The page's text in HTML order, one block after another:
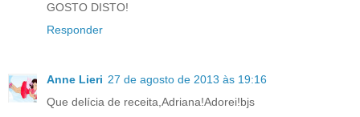
GOSTO DISTO!
Responder
Anne Lieri 27 de agosto de 2013 às 19:16
Que delícia de receita,Adriana!Adorei!bjs